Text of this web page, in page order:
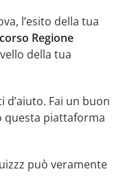
l’esito della tua
Regione
della tua
Fai un buon
questa piattaforma
può veramente